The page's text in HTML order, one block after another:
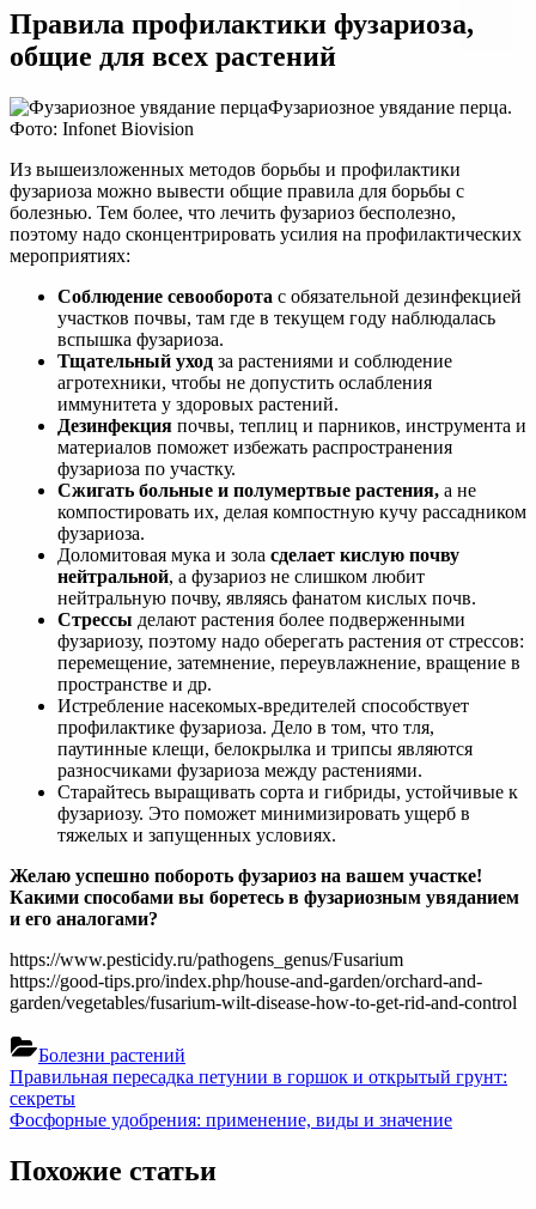
Правила профилактики фузариоза,
общие для всех растений
Фузариозное увядание перца.
Фото: Infonet Biovision
Из вышеизложенных методов борьбы и профилактики
фузариоза можно вывести общие правила для борьбы с
болезнью. Тем более, что лечить фузариоз бесполезно,
поэтому надо сконцентрировать усилия на профилактических
мероприятиях:
Соблюдение севооборота с обязательной дезинфекцией
участков почвы, там где в текущем году наблюдалась
вспышка фузариоза.
Тщательный уход за растениями и соблюдение
агротехники, чтобы не допустить ослабления
иммунитета у здоровых растений.
Дезинфекция почвы, теплиц и парников, инструмента и
материалов поможет избежать распространения
фузариоза по участку.
Сжигать больные и полумертвые растения, а не
компостировать их, делая компостную кучу рассадником
фузариоза.
Доломитовая мука и зола сделает кислую почву
нейтральной, а фузариоз не слишком любит
нейтральную почву, являясь фанатом кислых почв.
Стрессы делают растения более подверженными
фузариозу, поэтому надо оберегать растения от стрессов:
перемещение, затемнение, переувлажнение, вращение в
пространстве и др.
Истребление насекомых-вредителей способствует
профилактике фузариоза. Дело в том, что тля,
паутинные клещи, белокрылка и трипсы являются
разносчиками фузариоза между растениями.
Старайтесь выращивать сорта и гибриды, устойчивые к
фузариозу. Это поможет минимизировать ущерб в
тяжелых и запущенных условиях.
Желаю успешно побороть фузариоз на вашем участке!
Какими способами вы боретесь в фузариозным увяданием
и его аналогами?
https://www.pesticidy.ru/pathogens_genus/Fusarium
https://good-tips.pro/index.php/house-and-garden/orchard-and-
garden/vegetables/fusarium-wilt-disease-how-to-get-rid-and-control
Болезни растений
Навигация
по
Previous
Post:
Правильная пересадка петунии в горшок и открытый грунт:
секреты
Next
Фосфорные удобрения: применение, виды и значение
Похожие статьи